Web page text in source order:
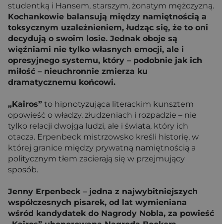
studentką i Hansem, starszym, żonatym mężczyzną.
Kochankowie balansują między namiętnością a
toksycznym uzależnieniem, łudząc się, że to oni
decydują o swoim losie. Jednak oboje są
więźniami nie tylko własnych emocji, ale i
opresyjnego systemu, który – podobnie jak ich
miłość – nieuchronnie zmierza ku
dramatycznemu końcowi.
„Kairos” to hipnotyzująca literackim kunsztem
opowieść o władzy, złudzeniach i rozpadzie – nie
tylko relacji dwojga ludzi, ale i świata, który ich
otacza. Erpenbeck mistrzowsko kreśli historię, w
której granice między prywatną namiętnością a
politycznym tłem zacierają się w przejmujący
sposób.
Jenny Erpenbeck – jedna z najwybitniejszych
współczesnych pisarek, od lat wymieniana
wśród kandydatek do Nagrody Nobla, za powieść